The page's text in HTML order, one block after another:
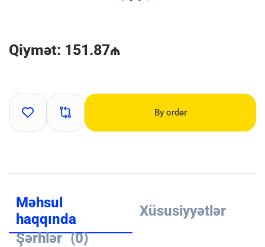
Qiymət: 151.87₼
By order
Məhsul
haqqında
Xüsusiyyətlər
Şərhlər (0)